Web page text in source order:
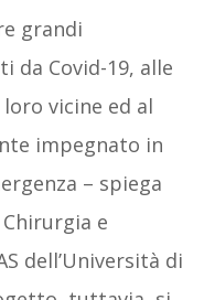
grandi
Covid-19, alle
vicine ed al
impegnato in
– spiega
e
dell’Università di